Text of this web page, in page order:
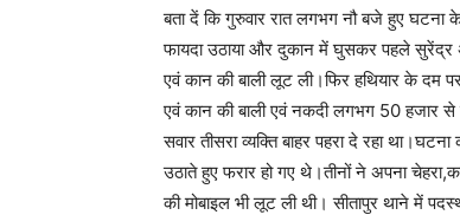
बता दें कि गुरुवार रात लगभग नौ बजे हुए
फायदा उठाया और दुकान में घुसकर पहले
एवं कान की बाली लूट ली।फिर हथियार के
एवं कान की बाली एवं नकदी लगभग 50 हजार
सवार तीसरा व्यक्ति बाहर पहरा दे रहा
उठाते हुए फरार हो गए थे।तीनों ने अपना
की मोबाइल भी लूट ली थी। सीतापुर थाने में